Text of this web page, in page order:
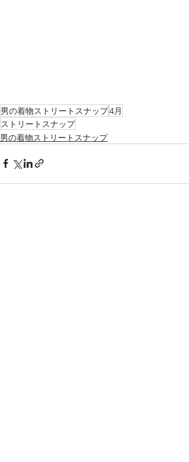
男の着物ストリートスナップ4月
ストリートスナップ
男の着物ストリートスナップ